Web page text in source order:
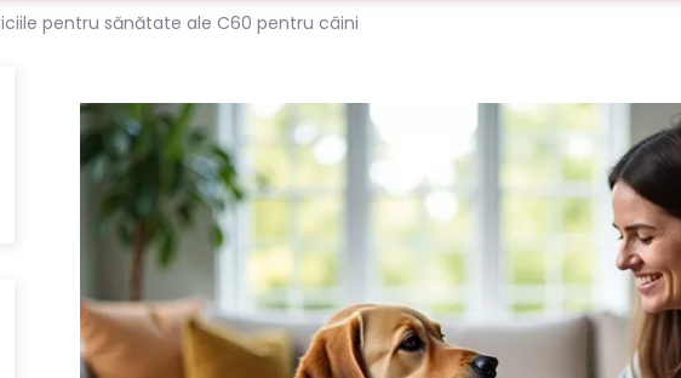
pentru sănătate ale C60 pentru câini